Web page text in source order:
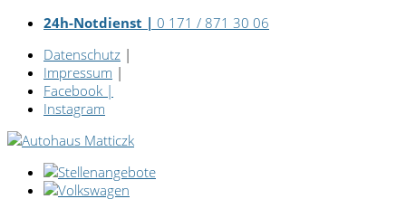
24h-Notdienst | 0 171 / 871 30 06
Datenschutz |
Impressum |
Facebook |
Instagram